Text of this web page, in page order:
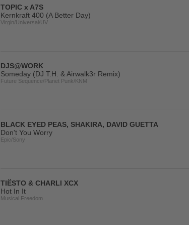
TOPIC x A7S
Kernkraft 400 (A Better Day)
Virgin/Universal/UV
DJS@WORK
Someday (DJ T.H. & Airwalk3r Remix)
Future Sequence/Planet Punk/KNM
BLACK EYED PEAS, SHAKIRA, DAVID GUETTA
Don't You Worry
Epic/Sony
TIËSTO & CHARLI XCX
Hot In It
Musical Freedom